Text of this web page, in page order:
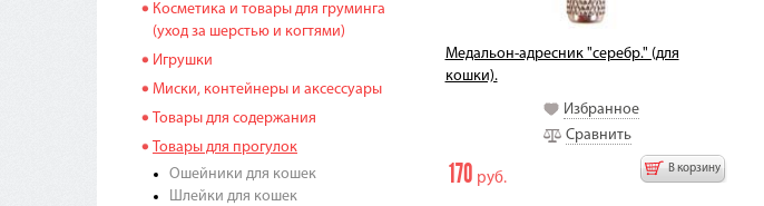
Медальон-адресник "серебр." (для
кошки).
Избранное
Сравнить
В корзину
170 руб.
Косметика и товары для груминга
(уход за шерстью и когтями)
Игрушки
Миски, контейнеры и аксессуары
Товары для содержания
Товары для прогулок
Ошейники для кошек
Шлейки для кошек